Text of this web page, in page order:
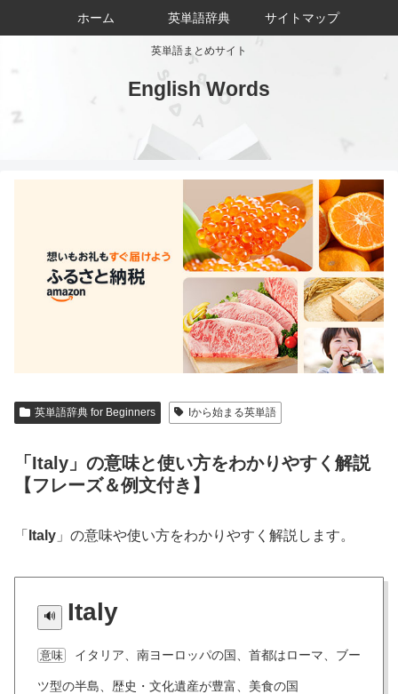
英単語まとめサイト
English Words
ホーム 英単語辞典 サイトマップ
英単語辞典 for Beginners Iから始まる英単語
「Italy」の意味と使い方をわかりやすく解説
【フレーズ＆例文付き】
「 Italy 」の意味や使い方をわかりやすく解説します。
Italy
意味 イタリア、南ヨーロッパの国、首都はローマ、ブー
ツ型の半島、歴史・文化遺産が豊富、美食の国